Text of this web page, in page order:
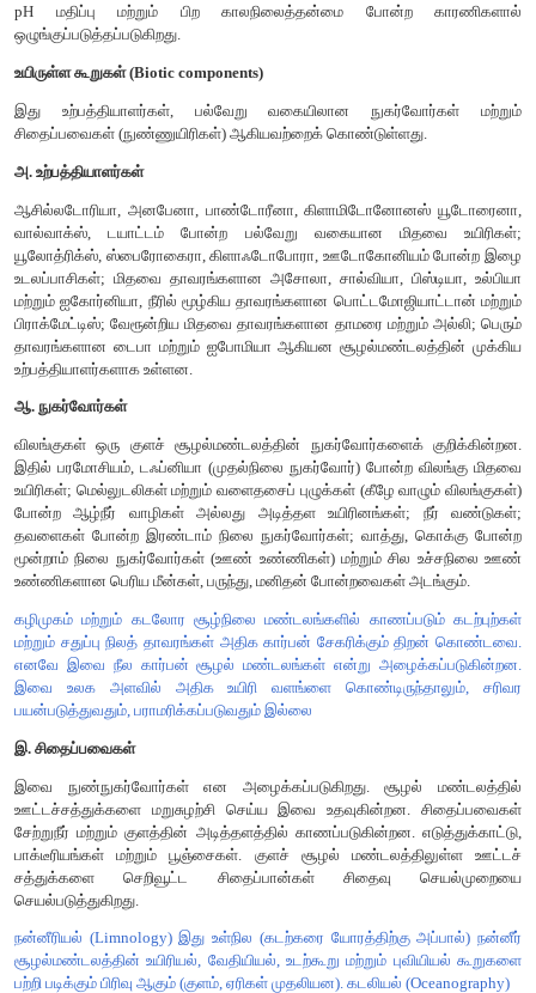
1. வளி சுழற்சி (Gaseous cycle) - வளிமண்டல ஆக்ஸிஜன்,
ஆகியவற்றின் சுழற்சிகள் இதில் அடங்கும்.
2. படிம சுழற்சி (Sedimentary cycle) - புவியில் படிமங்களாக
கால்சியம் ஆகியவற்றின் சுழற்சிகள் இதில் அடங்கும்.
மேலே குறிப்பிட்டுள்ள பெரும்பாலான சுழற்சிகள் பற்றி
படித்துள்ளீர்கள். எனவே இப்பாடத்தில் கார்பன் மற்றும்
மட்டுமே விளக்கப்பட்டுள்ளது.
கார்பன் சுழற்சி (Carbon cycle)
உயிரினங்களுக்கும் சுற்றுச்சூழலுக்கும் இடையே நடைபெறும்
கார்பன் சுழற்சி என்று பெயர் கார்பன் அனைத்து உயிரி
தவிர்க்க முடியாத பகுதிக்கூறாகும். இது உலகளாவிய
வளிமண்டலத்திற்கும் இடையில் கார்பன் சுழற்சியடைதல்,
செல் சுவாசம் ஆகிய இரு வாழ்வியல் செயல்பாடுகளின் பரஸ்பர